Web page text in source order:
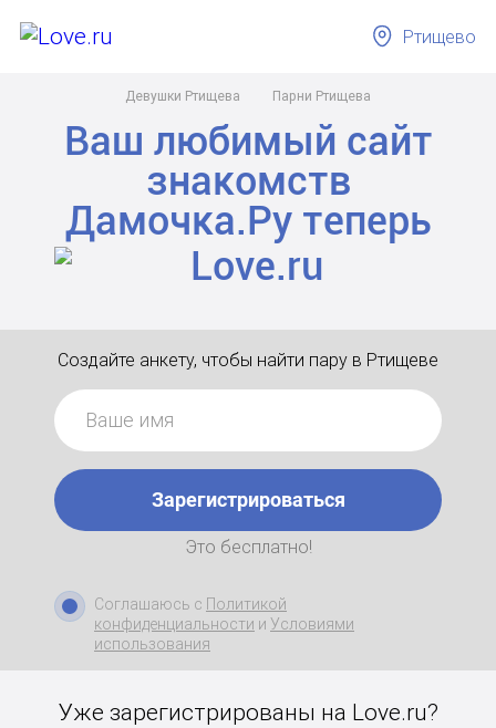
Девушки Ртищева Парни Ртищева
Ртищево
Ваш любимый сайт
знакомств
Дамочка.Рутеперь
Создайте анкету, чтобы найти пару в Ртищеве
Зарегистрироваться
Это бесплатно!
Соглашаюсь с Политикой
конфиденциальности и Условиями
использования
Уже зарегистрированы на Love.ru?